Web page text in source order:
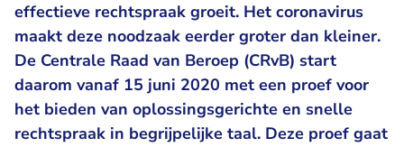
effectieve rechtspraak groeit. Het coronavirus
maakt deze noodzaak eerder groter dan kleiner.
De Centrale Raad van Beroep (CRvB) start
daarom vanaf 15 juni 2020 met een proef voor
het bieden van oplossingsgerichte en snelle
rechtspraak in begrijpelijke taal. Deze proef gaat